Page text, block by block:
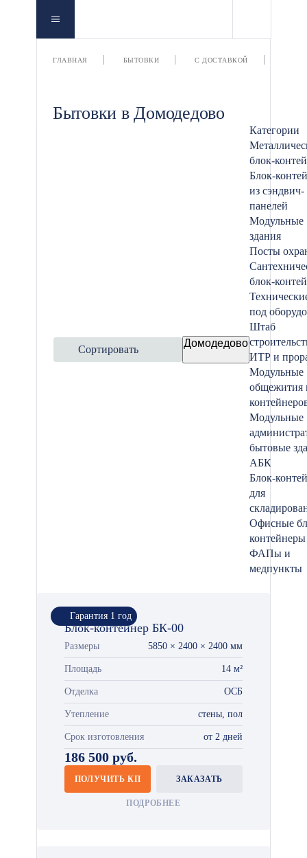
ГЛАВНАЯ БЫТОВКИ С ДОСТАВКОЙ
Бытовки в Домодедово
Сортировать
Домодедово
Категории
блок-
Блок-
из сэндвич-
панелей
Модульные
здания
Посты
блок-
под
Штаб
ИТР и
Модульные
общежития
Модульные
бытовые
АБК
Блок-
для
Офисные
контейнеры
ФАПы и
медпункты
Гарантия 1 год
Блок-контейнер БК-00
Размеры 5850 × 2400 × 2400 мм
Площадь 14 м²
Отделка ОСБ
Утепление стены, пол
Срок изготовления от 2 дней
186 500 руб.
ПОЛУЧИТЬ КП ЗАКАЗАТЬ
ПОДРОБНЕЕ